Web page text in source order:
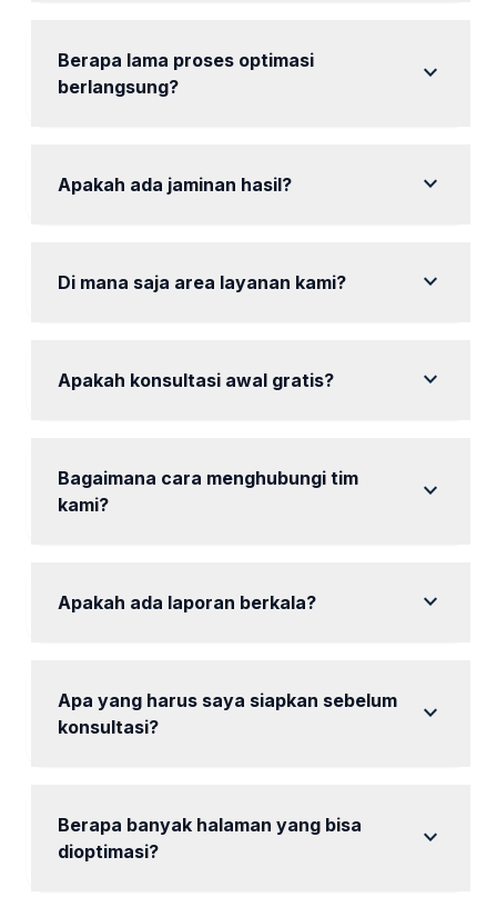
Berapa lama proses optimasi
berlangsung?
expand_more
Apakah ada jaminan hasil? expand_more
Di mana saja area layanan kami? expand_more
Apakah konsultasi awal gratis? expand_more
Bagaimana cara menghubungi tim
kami?
expand_more
Apakah ada laporan berkala? expand_more
Apa yang harus saya siapkan sebelum
konsultasi?
expand_more
Berapa banyak halaman yang bisa
dioptimasi?
expand_more